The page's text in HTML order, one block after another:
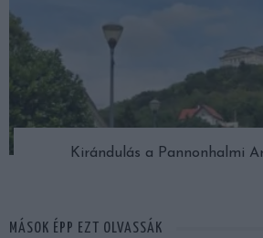
Kirándulás a Pannonhalmi
MÁSOK ÉPP EZT OLVASSÁK